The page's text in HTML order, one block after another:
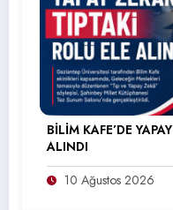
BİLİM KAFE’DE
ALINDI
10 Ağustos 2026